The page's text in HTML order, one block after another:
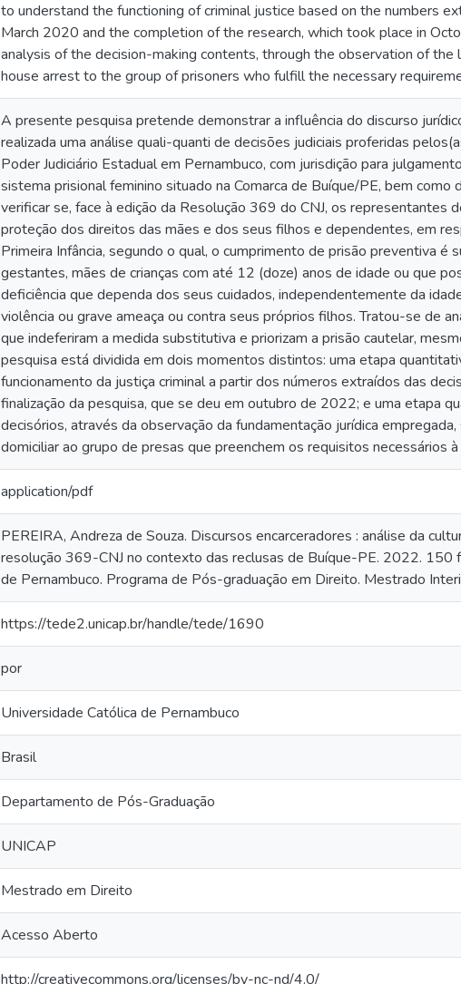
to understand the functioning of criminal justice based on the numbers
March 2020 and the completion of the research, which took place in
analysis of the decision-making contents, through the observation of
house arrest to the group of prisoners who fulfill the necessary
A presente pesquisa pretende demonstrar a influência do discurso
realizada uma análise quali-quanti de decisões judiciais proferidas
Poder Judiciário Estadual em Pernambuco, com jurisdição para
sistema prisional feminino situado na Comarca de Buíque/PE, bem
verificar se, face à edição da Resolução 369 do CNJ, os representantes
proteção dos direitos das mães e dos seus filhos e dependentes, em
Primeira Infância, segundo o qual, o cumprimento de prisão preventiva é
gestantes, mães de crianças com até 12 (doze) anos de idade ou que
deficiência que dependa dos seus cuidados, independentemente da
violência ou grave ameaça ou contra seus próprios filhos. Tratou-se de
que indeferiram a medida substitutiva e priorizam a prisão cautelar,
pesquisa está dividida em dois momentos distintos: uma etapa
funcionamento da justiça criminal a partir dos números extraídos das
finalização da pesquisa, que se deu em outubro de 2022; e uma etapa
decisórios, através da observação da fundamentação jurídica
domiciliar ao grupo de presas que preenchem os requisitos necessários à
application/pdf
PEREIRA, Andreza de Souza. Discursos encarceradores : análise da
resolução 369-CNJ no contexto das reclusas de Buíque-PE. 2022.
de Pernambuco. Programa de Pós-graduação em Direito. Mestrado
https://tede2.unicap.br/handle/tede/1690
por
Universidade Católica de Pernambuco
Brasil
Departamento de Pós-Graduação
UNICAP
Mestrado em Direito
Acesso Aberto
http://creativecommons.org/licenses/by-nc-nd/4.0/